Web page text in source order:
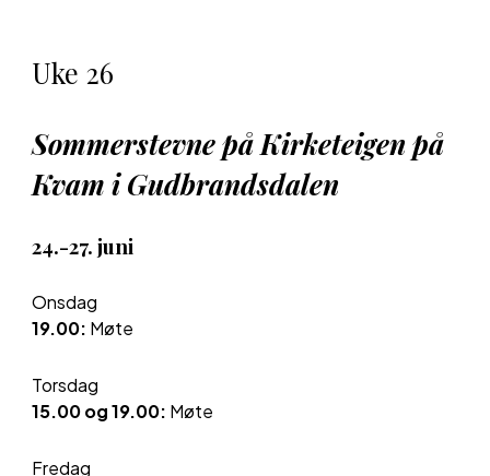
Uke 26
Sommerstevne på Kirketeigen på
Kvam i Gudbrandsdalen
24.-27. juni
Onsdag
19.00: Møte
Torsdag
15.00og19.00: Møte
Fredag